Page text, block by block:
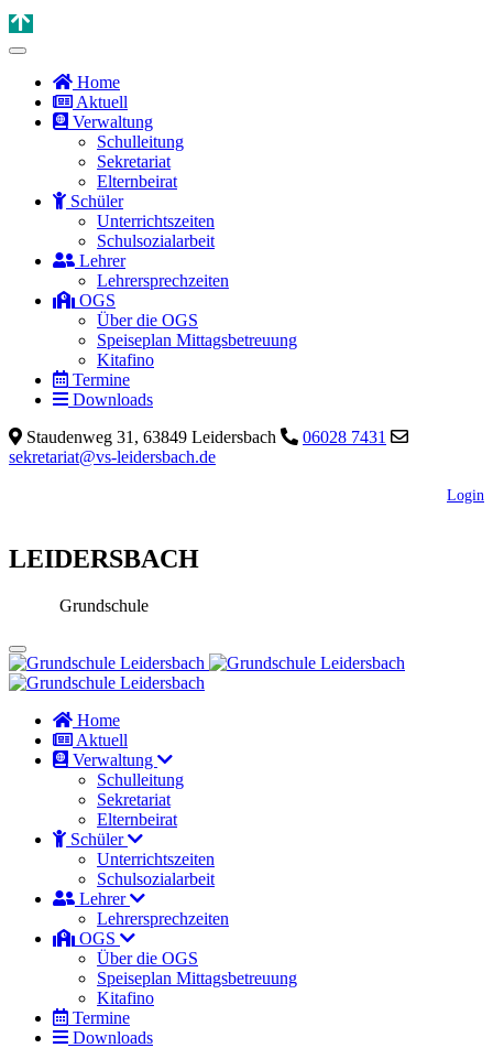
Home
Aktuell
Verwaltung
Schulleitung
Sekretariat
Elternbeirat
Schüler
Unterrichtszeiten
Schulsozialarbeit
Lehrer
Lehrersprechzeiten
OGS
Über die OGS
Speiseplan Mittagsbetreuung
Kitafino
Termine
Downloads
Staudenweg 31, 63849 Leidersbach
06028 7431
sekretariat@vs-leidersbach.de
Login
LEIDERSBACH
Grundschule
Home
Aktuell
Verwaltung
Schulleitung
Sekretariat
Elternbeirat
Schüler
Unterrichtszeiten
Schulsozialarbeit
Lehrer
Lehrersprechzeiten
OGS
Über die OGS
Speiseplan Mittagsbetreuung
Kitafino
Termine
Downloads